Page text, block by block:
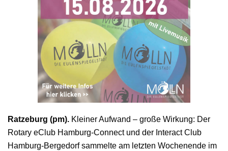
Ratzeburg (pm). Kleiner Aufwand – große Wirkung: Der
Rotary eClub Hamburg-Connect und der Interact Club
Hamburg-Bergedorf sammelte am letzten Wochenende im